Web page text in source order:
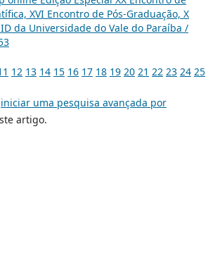
XVI Encontro de Pós-Graduação, X
da Universidade do Vale do Paraíba /
12 13 14 15 16 17 18 19 20 21 22 23 24 25
iniciar uma pesquisa avançada por
artigo.